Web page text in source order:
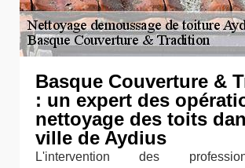
Basque Couverture &
: un expert des
nettoyage des toits
ville de Aydius
L'intervention des